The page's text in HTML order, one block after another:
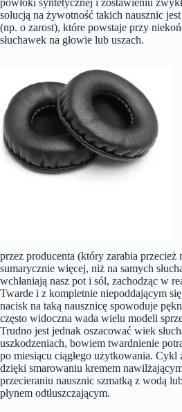
powłoki syntetycznej i zostawieniu
solucją na żywotność takich nausznic
(np. o zarost), które powstaje przy
słuchawek na głowie lub uszach.
przez producenta (który zarabia przecież
sumarycznie więcej, niż na samych
wchłaniają nasz pot i sól, zachodząc w
Twarde i z kompletnie niepoddającym
nacisk na taką nausznicę spowoduje
często widoczna wada wielu modeli
Trudno jest jednak oszacować wiek
uszkodzeniach, bowiem twardnienie
po miesiącu ciągłego użytkowania. Cykl
dzięki smarowaniu kremem
przecieraniu nausznic szmatką z wodą
płynem odtłuszczającym.